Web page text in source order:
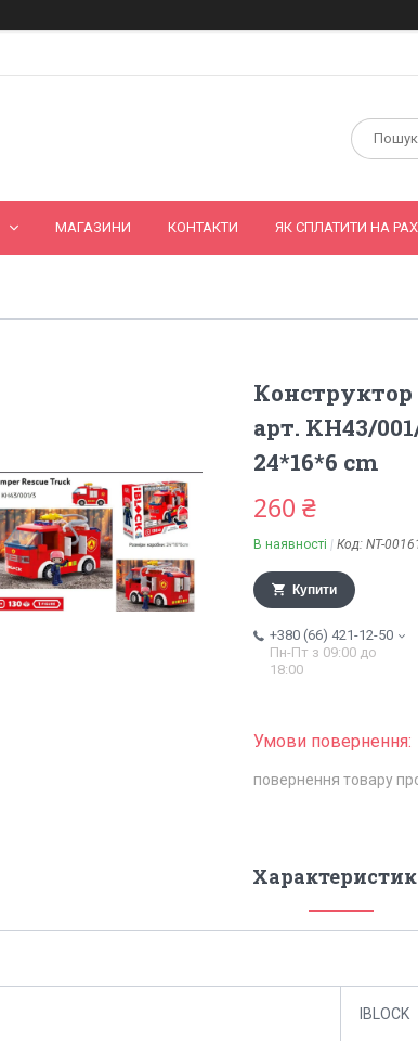
МАГАЗИНИ КОНТАКТИ ЯК СПЛАТИТИ НА
арт. KH43/
24*16*6 cm
260 ₴
В наявності Код: NT-
Купити
+380 (66) 421-12-50
Пн-Пт з 09:00 до
18:00
повернення товару
IBLOCK